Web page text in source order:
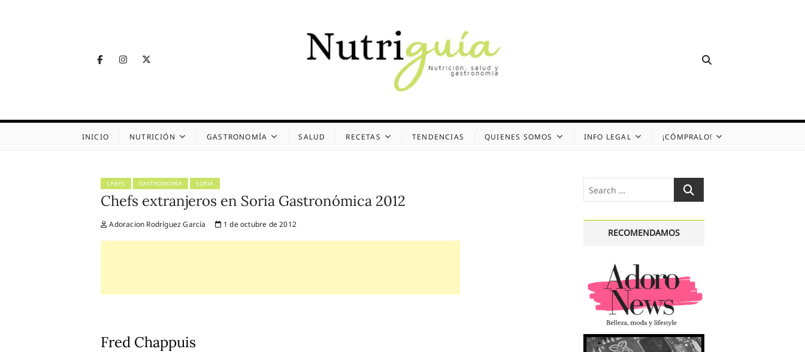
FacebookInstagram
INICIO NUTRICIÓN GASTRONOMÍA SALUD RECETAS TENDENCIAS QUIENES SOMOS INFO LEGAL ¡CÓMPRALO!
CHEFS GASTRONOMÍA SORIA
Chefs extranjeros en Soria Gastronómica 2012
Adoracion Rodríguez García 1 de octubre de 2012
Fred Chappuis
Search
…
RECOMENDAMOS